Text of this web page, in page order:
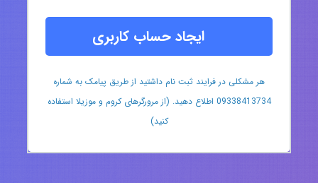
ایجاد حساب کاربری
هر مشکلی در فرایند ثبت نام داشتید از طریق پیامک به شماره
09338413734 اطلاع دهید. (از مرورگرهای کروم و موزیلا استفاده
کنید)